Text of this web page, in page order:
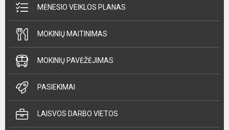
MĖNESIO VEIKLOS PLANAS
MOKINIŲ MAITINIMAS
MOKINIŲ PAVĖŽĖJIMAS
PASIEKIMAI
LAISVOS DARBO VIETOS